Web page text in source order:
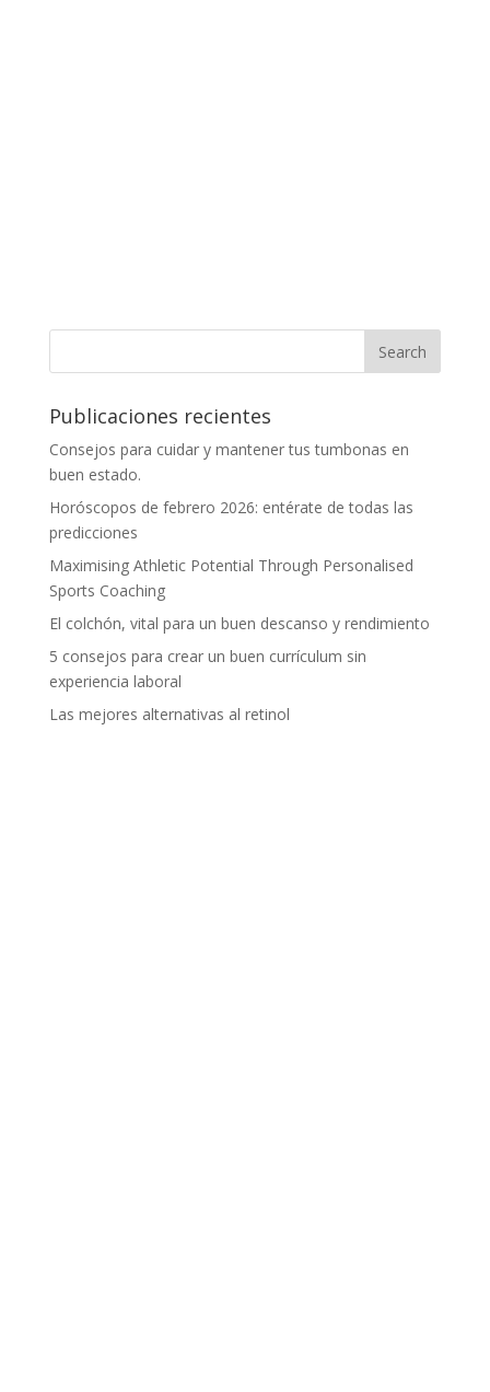
Publicaciones recientes
Consejos para cuidar y mantener tus tumbonas en
buen estado.
Horóscopos de febrero 2026: entérate de todas las
predicciones
Maximising Athletic Potential Through Personalised
Sports Coaching
El colchón, vital para un buen descanso y rendimiento
5 consejos para crear un buen currículum sin
experiencia laboral
Las mejores alternativas al retinol